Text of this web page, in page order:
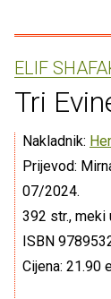
ELIF
Tri
Nakladnik:
Prijevod:
07/2024.
392 str., meki
ISBN
Cijena: 21.90